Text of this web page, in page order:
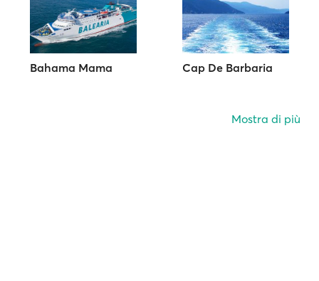
Bahama Mama Cap De Barbaria
Mostra di più